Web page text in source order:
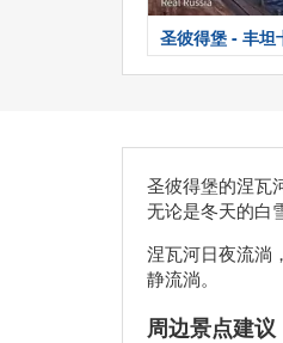
圣彼得堡 - 丰坦
圣彼得堡的涅瓦
无论是冬天的白
涅瓦河日夜流淌
静流淌。
周边景点建议